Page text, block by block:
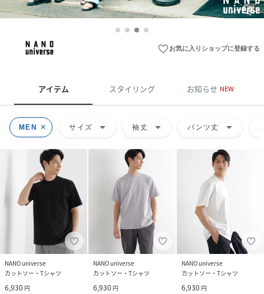
favorite_borderお気に入りショップに登録する
アイテム スタイリング お知らせ NEW
MEN サイズ arrow_drop_down 袖丈 arrow_drop_down パンツ丈 arrow_drop_down
NANO universe
カットソー・Tシャツ
6,930 円
NANO universe
カットソー・Tシャツ
6,930 円
NANO universe
カットソー・Tシャツ
6,930 円